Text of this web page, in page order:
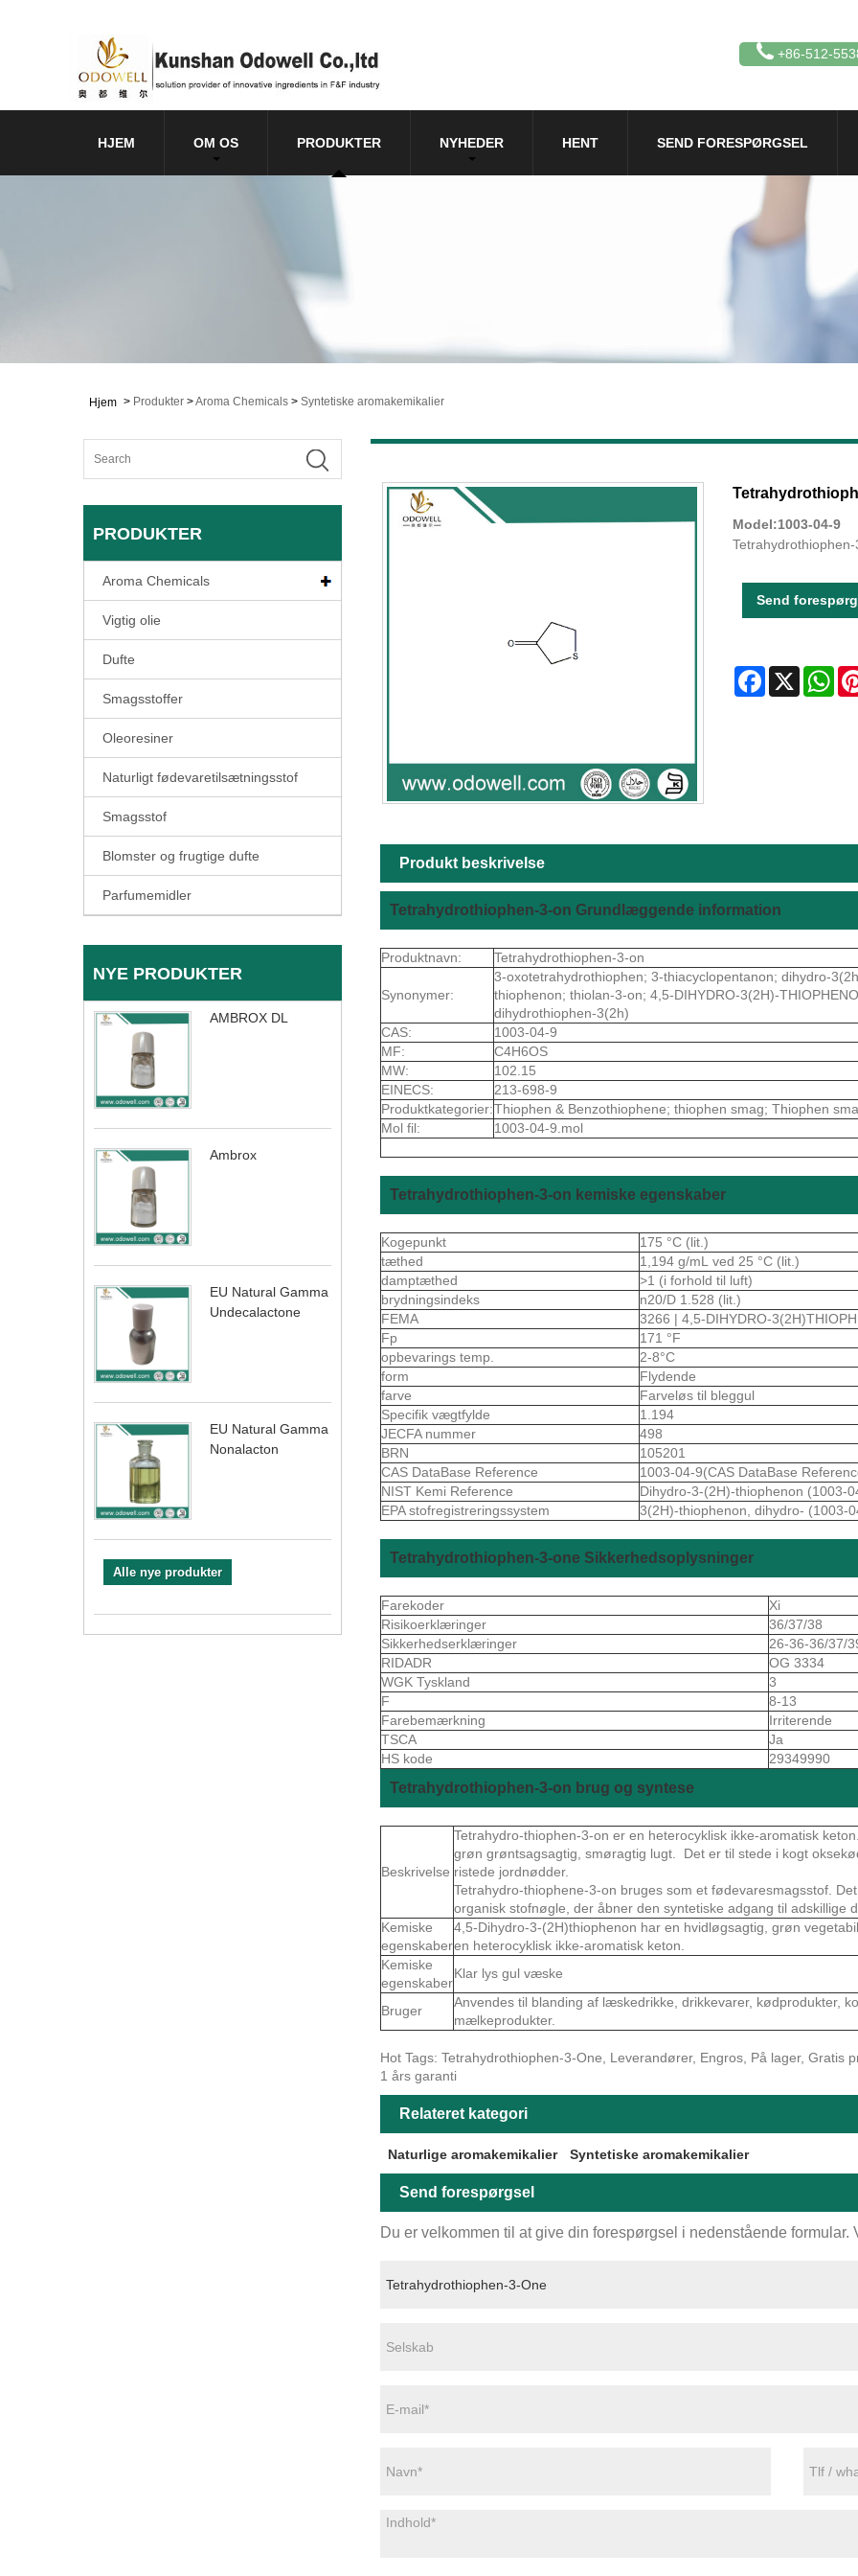
+86-512-
HJEM OM OS PRODUKTER NYHEDER HENT SEND FORESPØRGSEL
Hjem > Produkter >Aroma Chemicals > Syntetiske aromakemikalier
PRODUKTER
Aroma Chemicals
Vigtig olie
Dufte
Smagsstoffer
Oleoresiner
Naturligt fødevaretilsætningsstof
Smagsstof
Blomster og frugtige dufte
Parfumemidler
NYE PRODUKTER
AMBROX DL
Ambrox
EU Natural Gamma
Undecalactone
EU Natural Gamma
Nonalacton
Alle nye produkter
Model:1003-04-9
Send
Facebook
X
Produkt beskrivelse
Tetrahydrothiophen-3-on Grundlæggende information
Produktnavn: Tetrahydrothiophen-3-on
Synonymer:
3-oxotetrahydrothiophen; 3-thiacyclopentanon; dihydro-
thiophenon; thiolan-3-on; 4,5-DIHYDRO-3(2H)-
dihydrothiophen-3(2h)
CAS:
1003-04-9
MF:
C4H6OS
MW:
102.15
EINECS:
213-698-9
Produktkategorier:Thiophen & Benzothiophene; thiophen smag; Thiophen
Mol fil:
1003-04-9.mol
Tetrahydrothiophen-3-on kemiske egenskaber
Kogepunkt
175 °C (lit.)
tæthed
1,194 g/mL ved 25 °C (lit.)
damptæthed
>1 (i forhold til luft)
brydningsindeks
n20/D 1.528 (lit.)
FEMA
3266 | 4,5-DIHYDRO-
Fp
171 °F
opbevarings temp.
2-8°C
form
Flydende
farve
Farveløs til bleggul
Specifik vægtfylde
1.194
JECFA nummer
498
BRN
105201
CAS DataBase Reference
1003-04-9(CAS DataBase
NIST Kemi Reference
Dihydro-3-(2H)-thiophenon (1003-
EPA stofregistreringssystem
3(2H)-thiophenon, dihydro- (1003-
Tetrahydrothiophen-3-one Sikkerhedsoplysninger
Farekoder
Xi
Risikoerklæringer
36/37/38
Sikkerhedserklæringer
26-36-36/37/
RIDADR
OG 3334
WGK Tyskland
3
F
8-13
Farebemærkning
Irriterende
TSCA
Ja
HS kode
29349990
Tetrahydrothiophen-3-on brug og syntese
Beskrivelse
Tetrahydro-thiophen-3-on er en heterocyklisk ikke-aromatisk
grøn grøntsagsagtig, smøragtig lugt. Det er til stede i kogt
ristede jordnødder.
Tetrahydro-thiophene-3-on bruges som et fødevaresmagsstof.
organisk stofnøgle, der åbner den syntetiske adgang til adskillige
Kemiske
egenskaber
4,5-Dihydro-3-(2H)thiophenon har en hvidløgsagtig, grøn
en heterocyklisk ikke-aromatisk keton.
Kemiske
egenskaber
Klar lys gul væske
Bruger
Anvendes til blanding af læskedrikke, drikkevarer, kødprodukter,
mælkeprodukter.
Hot Tags: Tetrahydrothiophen-3-One, Leverandører, Engros, På lager, Gratis
1 års garanti
Relateret kategori
Naturlige aromakemikalier Syntetiske aromakemikalier
Send forespørgsel
Du er velkommen til at give din forespørgsel i nedenstående formular.